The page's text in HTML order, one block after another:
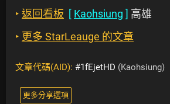
‣ 返回看板 [ Kaohsiung ] 高雄
‣ 更多 StarLeauge 的文章
文章代碼(AID): #1fEjetHD (Kaohsiung)
更多分享選項